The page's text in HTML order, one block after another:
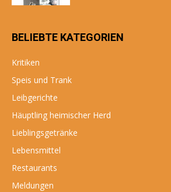
BELIEBTE KATEGORIEN
Kritiken
Speis und Trank
Leibgerichte
Häuptling heimischer Herd
Lieblingsgetränke
Lebensmittel
Restaurants
Meldungen